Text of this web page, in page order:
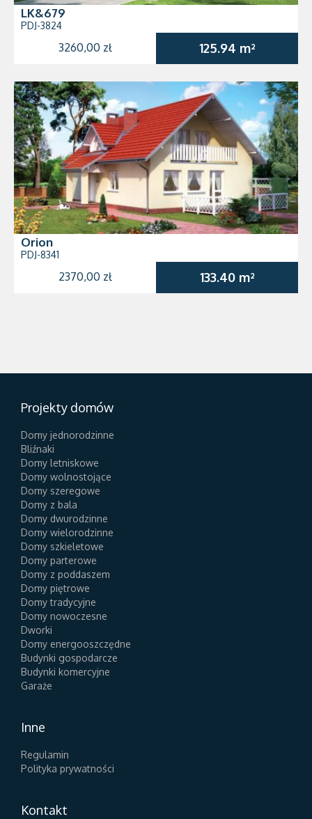
LK&679
PDJ-3824
3260,00 zł 125.94 m²
Orion
PDJ-8341
2370,00 zł 133.40 m²
Projekty domów
Domy jednorodzinne
Bliźnaki
Domy letniskowe
Domy wolnostojące
Domy szeregowe
Domy z bala
Domy dwurodzinne
Domy wielorodzinne
Domy szkieletowe
Domy parterowe
Domy z poddaszem
Domy piętrowe
Domy tradycyjne
Domy nowoczesne
Dworki
Domy energooszczędne
Budynki gospodarcze
Budynki komercyjne
Garaże
Inne
Regulamin
Polityka prywatności
Kontakt